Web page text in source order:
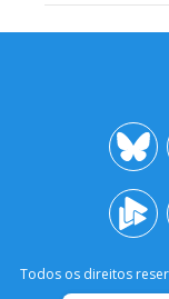
Todos os direitos